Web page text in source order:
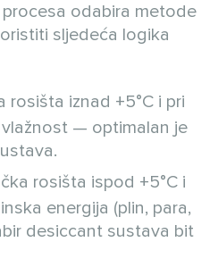
odabira metode
sljedeća logika
rosišta iznad +5°C i pri
— optimalan je
rosišta ispod +5°C i
energija (plin, para,
desiccant sustava bit